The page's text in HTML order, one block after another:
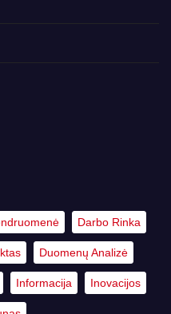
Darbo Rinka
Duomenų Analizė
Informacija Inovacijos